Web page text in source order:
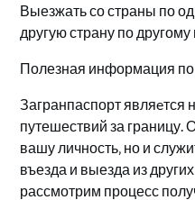
Выезжать со страны по
другую страну по другому
Полезная информация
Загранпаспорт являeтся
путешествий за границу.
вашу личность‚ но и
въезда и выезда из
рассмотрим процесс